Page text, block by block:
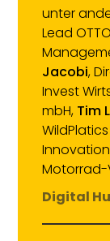
unter
Lead
Jacobi,
Invest
mbH, Tim
Motorrad-
Digital